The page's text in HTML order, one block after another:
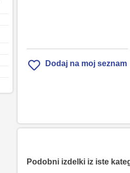
Dodaj na moj seznam
Podobni izdelki iz iste